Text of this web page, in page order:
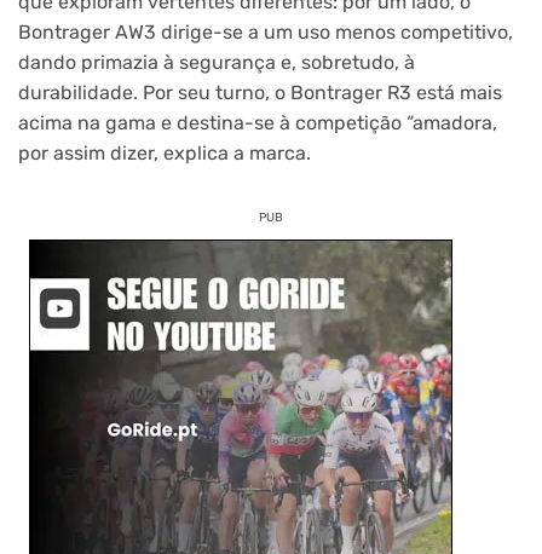
Bontrager AW3 dirige-se a um uso menos competitivo,
dando primazia à segurança e, sobretudo, à
durabilidade. Por seu turno, o Bontrager R3 está mais
acima na gama e destina-se à competição “amadora,
por assim dizer, explica a marca.
PUB